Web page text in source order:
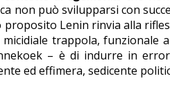
non può svilupparsi con
proposito Lenin rinvia alla
trappola,
– è di indurre in
ed effimera, sedicente